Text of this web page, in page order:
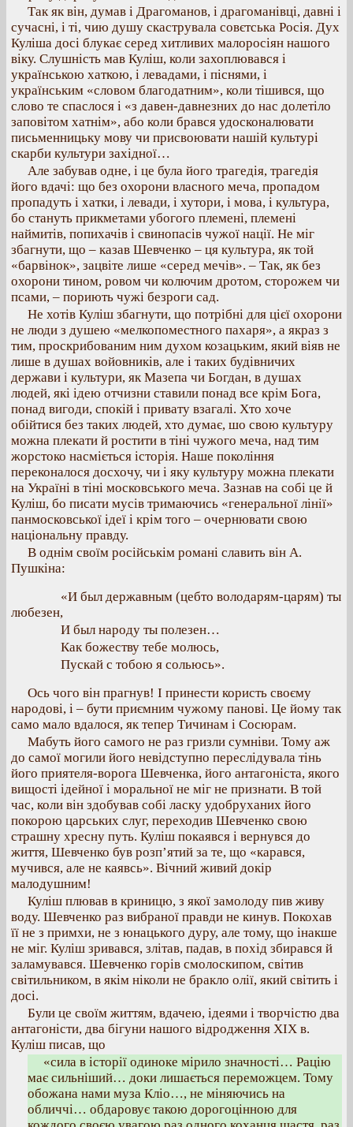
Так як він, думав і Драгоманов, і драгоманівці, давні і
сучасні, і ті, чию душу скаструвала совєтська Росія. Дух
Куліша досі блукає серед хитливих малоросіян нашого
віку. Слушність мав Куліш, коли захоплювався і
українською хаткою, і левадами, і піснями, і
українським «словом благодатним», коли тішився, що
слово те спаслося і «з давен-давнезних до нас долетіло
заповітом хатнім», або коли брався удосконалювати
письменницьку мову чи присвоювати нашій культурі
скарби культури західної…
Але забував одне, і це була його трагедія, трагедія
його вдачі: що без охорони власного меча, пропадом
пропадуть і хатки, і левади, і хутори, і мова, і культура,
бо стануть прикметами убогого племені, племені
наймитів, попихачів і свинопасів чужої нації. Не міг
збагнути, що – казав Шевченко – ця культура, як той
«барвінок», зацвіте лише «серед мечів». – Так, як без
охорони тином, ровом чи колючим дротом, сторожем чи
псами, – пориють чужі безроги сад.
Не хотів Куліш збагнути, що потрібні для цієї охорони
не люди з душею «мелкопоместного пахаря», а якраз з
тим, проскрибованим ним духом козацьким, який віяв не
лише в душах войовників, але і таких будівничих
держави і культури, як Мазепа чи Богдан, в душах
людей, які ідею отчизни ставили понад все крім Бога,
понад вигоди, спокій і привату взагалі. Хто хоче
обійтися без таких людей, хто думає, шо свою культуру
можна плекати й ростити в тіні чужого меча, над тим
жорстоко насміється історія. Наше покоління
переконалося досхочу, чи і яку культуру можна плекати
на Україні в тіні московського меча. Зазнав на собі це й
Куліш, бо писати мусів тримаючись «генеральної лінії»
панмосковської ідеї і крім того – очернювати свою
національну правду.
В однім своїм російськім романі славить він А.
Пушкіна:
«И был державным (цебто володарям-царям) ты
любезен,
И был народу ты полезен…
Как божеству тебе молюсь,
Пускай с тобою я сольюсь».
Ось чого він прагнув! І принести користь своєму
народові, і – бути приємним чужому панові. Це йому так
само мало вдалося, як тепер Тичинам і Сосюрам.
Мабуть його самого не раз гризли сумніви. Тому аж
до самої могили його невідступно переслідувала тінь
його приятеля-ворога Шевченка, його антагоніста, якого
вищості ідейної і моральної не міг не признати. В той
час, коли він здобував собі ласку удобруханих його
покорою царських слуг, переходив Шевченко свою
страшну хресну путь. Куліш покаявся і вернувся до
життя, Шевченко був розп’ятий за те, що «карався,
мучився, але не каявсь». Вічний живий докір
малодушним!
Куліш плював в криницю, з якої замолоду пив живу
воду. Шевченко раз вибраної правди не кинув. Покохав
її не з примхи, не з юнацького дуру, але тому, що інакше
не міг. Куліш зривався, злітав, падав, в похід збирався й
заламувався. Шевченко горів смолоскипом, світив
світильником, в якім ніколи не бракло олії, який світить і
досі.
Були це своїм життям, вдачею, ідеями і творчістю два
антагоністи, два бігуни нашого відродження XIX в.
Куліш писав, що
«сила в історії одиноке мірило значності… Рацію
має сильніший… доки лишається переможцем. Тому
обожана нами муза Кліо…, не міняючись на
обличчі… обдаровує такою дорогоцінною для